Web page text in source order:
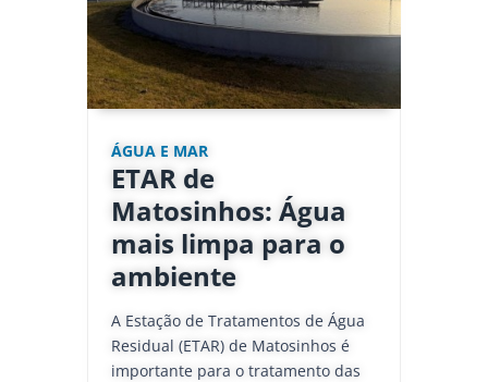
ÁGUA E MAR
ETAR de
Matosinhos: Água
mais limpa para o
ambiente
A Estação de Tratamentos de Água
Residual (ETAR) de Matosinhos é
importante para o tratamento das